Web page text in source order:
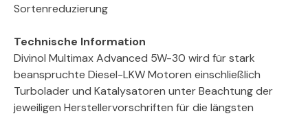
Sortenreduzierung
Technische Information
Divinol Multimax Advanced 5W-30 wird für stark
beanspruchte Diesel-LKW Motoren einschließlich
Turbolader und Katalysatoren unter Beachtung der
jeweiligen Herstellervorschriften für die längsten